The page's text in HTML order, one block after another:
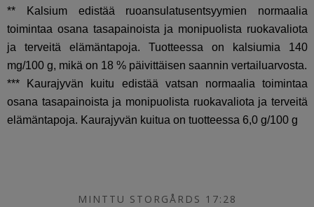
** Kalsium edistää ruoansulatusentsyymien normaalia
toimintaa osana tasapainoista ja monipuolista ruokavaliota
ja terveitä elämäntapoja. Tuotteessa on kalsiumia 140
mg/100 g, mikä on 18 % päivittäisen saannin vertailuarvosta.
*** Kaurajyvän kuitu edistää vatsan normaalia toimintaa
osana tasapainoista ja monipuolista ruokavaliota ja terveitä
elämäntapoja. Kaurajyvän kuitua on tuotteessa 6,0 g/100 g
MINTTU STORGÅRDS 17:28